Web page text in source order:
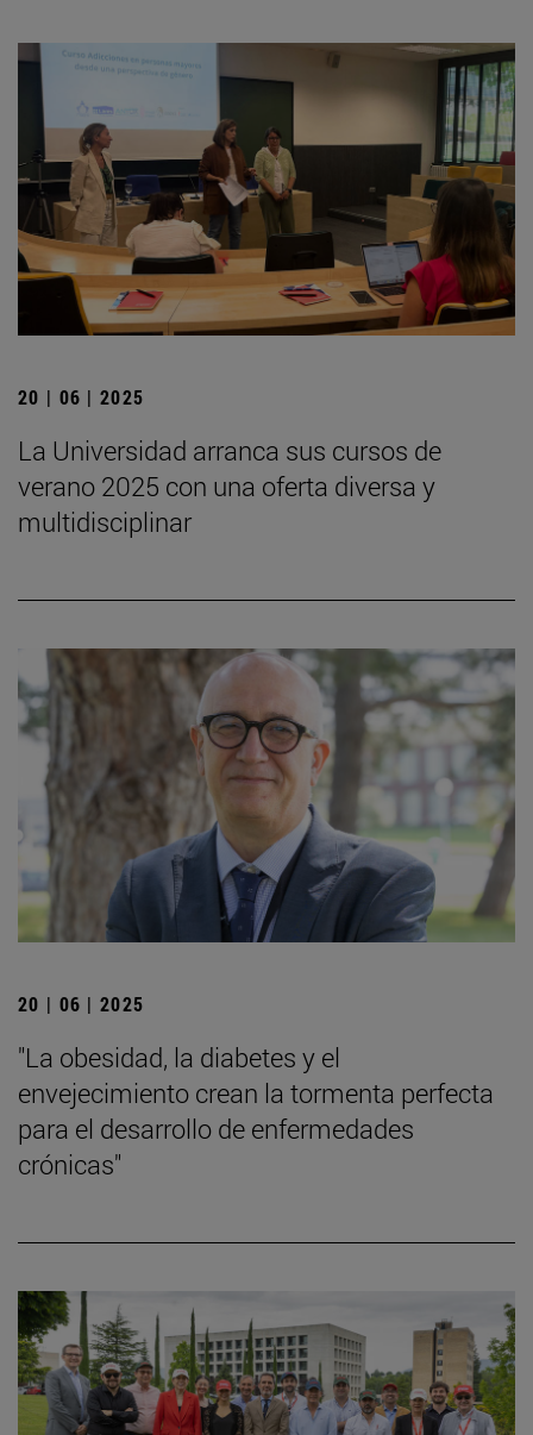
20 | 06 | 2025
La Universidad arranca sus cursos de
verano 2025 con una oferta diversa y
multidisciplinar
20 | 06 | 2025
"La obesidad, la diabetes y el
envejecimiento crean la tormenta perfecta
para el desarrollo de enfermedades
crónicas"